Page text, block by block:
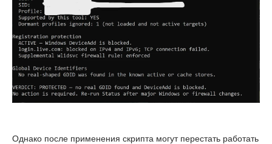
Однако после применения скрипта могут перестать работать